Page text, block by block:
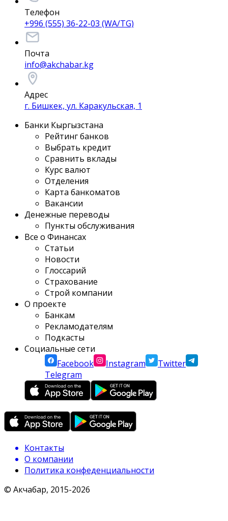
Телефон
+996 (555) 36-22-03 (WA/TG)
Почта
info@akchabar.kg
Адрес
г. Бишкек, ул. Каракульская, 1
Банки Кыргызстана
Рейтинг банков
Выбрать кредит
Сравнить вклады
Курс валют
Отделения
Карта банкоматов
Вакансии
Денежные переводы
Пункты обслуживания
Все о Финансах
Статьи
Новости
Глоссарий
Страхование
Строй компании
О проекте
Банкам
Рекламодателям
Подкасты
Социальные сети
Facebook
Instagram
Twitter
Telegram
Контакты
О компании
Политика конфеденциальности
© Акчабар, 2015-2026